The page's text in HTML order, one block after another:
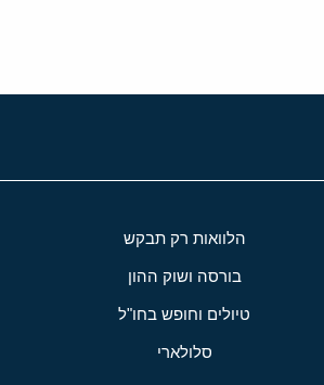
הלוואות רק תבקש
בורסה ושוק ההון
טיולים וחופש בחו"ל
סלולארי